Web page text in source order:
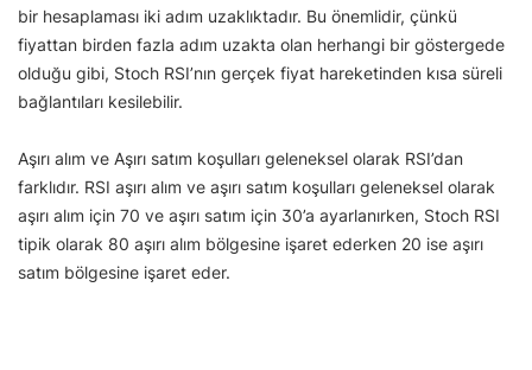
bir hesaplaması iki adım uzaklıktadır. Bu önemlidir, çünkü
fiyattan birden fazla adım uzakta olan herhangi bir göstergede
olduğu gibi, Stoch RSI’nın gerçek fiyat hareketinden kısa süreli
bağlantıları kesilebilir.
Aşırı alım ve Aşırı satım koşulları geleneksel olarak RSI’dan
farklıdır. RSI aşırı alım ve aşırı satım koşulları geleneksel olarak
aşırı alım için 70 ve aşırı satım için 30’a ayarlanırken, Stoch RSI
tipik olarak 80 aşırı alım bölgesine işaret ederken 20 ise aşırı
satım bölgesine işaret eder.